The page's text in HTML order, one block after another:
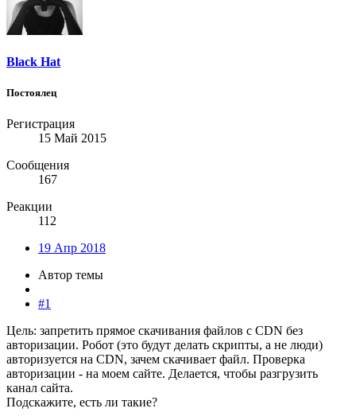
Black Hat
Постоялец
Регистрация
15 Май 2015
Сообщения
167
Реакции
112
19 Апр 2018
Автор темы
#1
Цель: запретить прямое скачивания файлов с CDN без
авторизации. Робот (это будут делать скрипты, а не люди)
авторизуется на CDN, зачем скачивает файл. Проверка
авторизации - на моем сайте. Делается, чтобы разгрузить
канал сайта.
Подскажите, есть ли такие?